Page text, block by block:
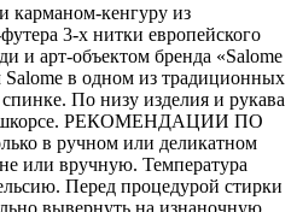
карманом-кенгуру из
3-х нитки европейского
и арт-объектом бренда «Salome
Salome в одном из традиционных
По низу изделия и рукава
РЕКОМЕНДАЦИИ ПО
в ручном или деликатном
или вручную. Температура
Перед процедурой стирки
вывернуть на изнаночную